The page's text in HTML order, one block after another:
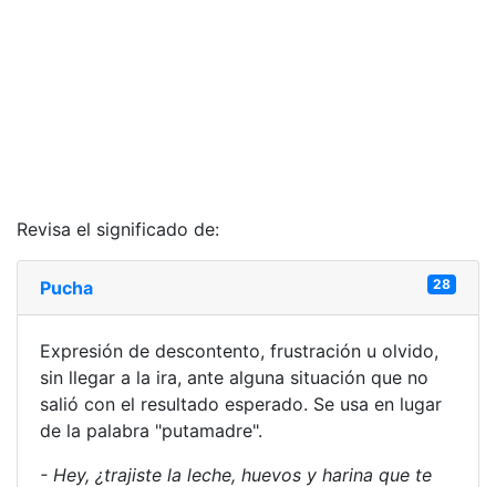
Revisa el significado de:
Pucha 28
Expresión de descontento, frustración u olvido,
sin llegar a la ira, ante alguna situación que no
salió con el resultado esperado. Se usa en lugar
de la palabra "putamadre".
- Hey, ¿trajiste la leche, huevos y harina que te